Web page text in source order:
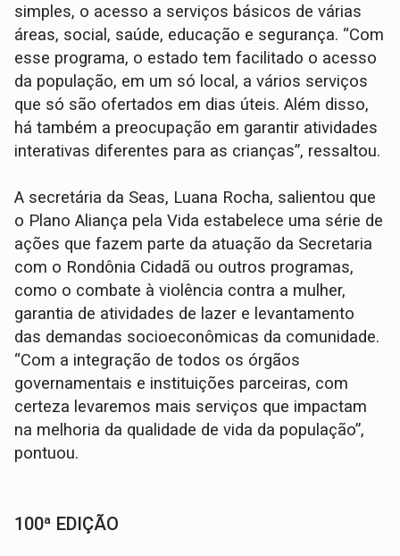
simples, o acesso a serviços básicos de várias
áreas, social, saúde, educação e segurança. “Com
esse programa, o estado tem facilitado o acesso
da população, em um só local, a vários serviços
que só são ofertados em dias úteis. Além disso,
há também a preocupação em garantir atividades
interativas diferentes para as crianças”, ressaltou.
A secretária da Seas, Luana Rocha, salientou que
o Plano Aliança pela Vida estabelece uma série de
ações que fazem parte da atuação da Secretaria
com o Rondônia Cidadã ou outros programas,
como o combate à violência contra a mulher,
garantia de atividades de lazer e levantamento
das demandas socioeconômicas da comunidade.
“Com a integração de todos os órgãos
governamentais e instituições parceiras, com
certeza levaremos mais serviços que impactam
na melhoria da qualidade de vida da população”,
pontuou.
100ª EDIÇÃO